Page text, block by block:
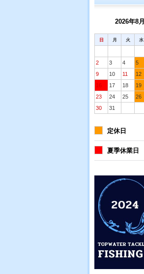
2026年8月
日 月 火 水
2
3 4 5
9
10 11 12
16
17 18 19
23
24 25 26
30
31
定休日
夏季休業日